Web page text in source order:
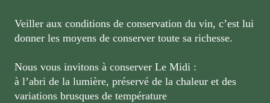
Veiller aux conditions de conservation du vin, c’est lui
donner les moyens de conserver toute sa richesse.
Nous vous invitons à conserver Le Midi :
à l’abri de la lumière, préservé de la chaleur et des
variations brusques de température